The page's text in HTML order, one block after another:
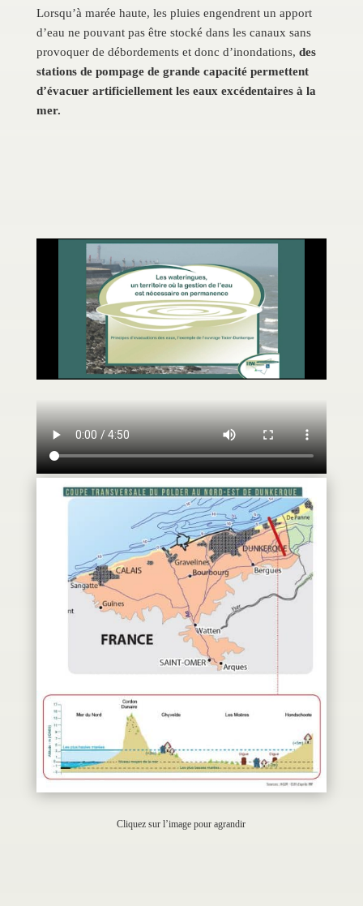
Cliquez sur l’image pour agrandir
Lorsqu’à marée haute, les pluies engendrent un apport
d’eau ne pouvant pas être stocké dans les canaux sans
provoquer de débordements et donc d’inondations, des
stations de pompage de grande capacité permettent
d’évacuer artificiellement les eaux excédentaires à la
mer.